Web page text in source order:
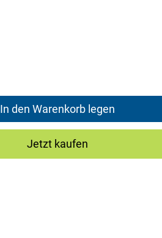
In den Warenkorb legen
Jetzt kaufen